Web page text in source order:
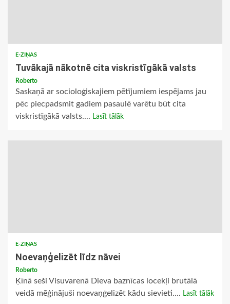
E-ZIŅAS
Tuvākajā nākotnē cita viskristīgākā valsts
Roberto
Saskaņā ar socioloģiskajiem pētījumiem iespējams jau
pēc piecpadsmit gadiem pasaulē varētu būt cita
viskristīgākā valsts.... Lasīt tālāk
E-ZIŅAS
Noevaņģelizēt līdz nāvei
Roberto
Ķīnā seši Visuvarenā Dieva baznīcas locekļi brutālā
veidā mēģinājuši noevaņģelizēt kādu sievieti.... Lasīt tālāk